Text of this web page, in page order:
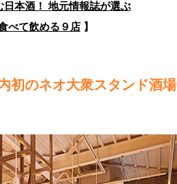
日本酒！ 地元情報誌が選ぶ
べて飲める９店】
初のネオ大衆スタンド酒場